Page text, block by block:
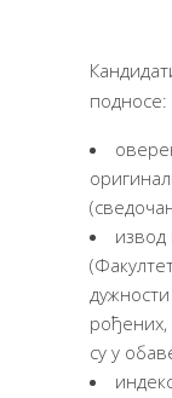
подносе:
рођених,
су у